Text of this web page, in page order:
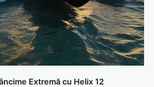
Extremă cu Helix 12